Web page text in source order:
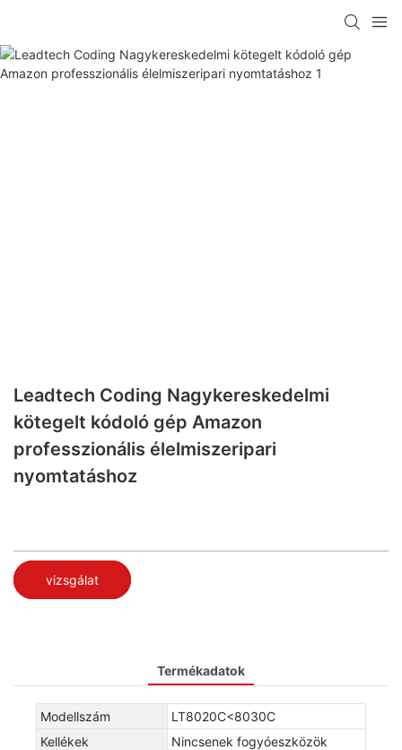
Leadtech Coding Nagykereskedelmi
kötegelt kódoló gép Amazon
professzionális élelmiszeripari
nyomtatáshoz
vizsgálat
Termékadatok
Modellszám
LT8020C<8030C
Kellékek
Nincsenek fogyóeszközök